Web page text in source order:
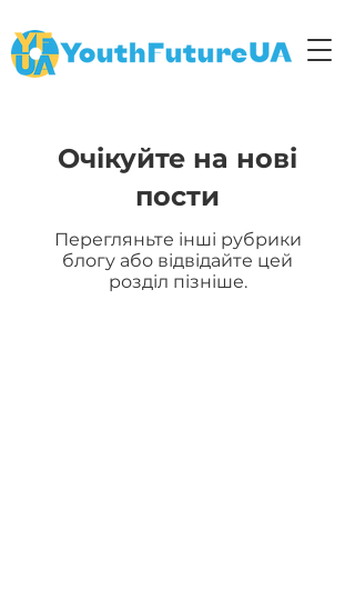
Очікуйте на нові
пости
Перегляньте інші рубрики
блогу або відвідайте цей
розділ пізніше.